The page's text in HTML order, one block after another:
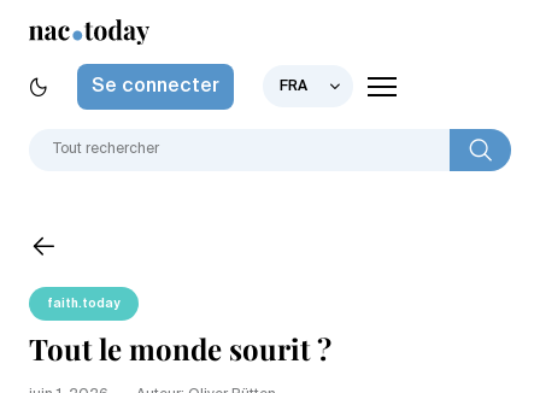
Se connecter FRA
faith.today
Tout le monde sourit ?